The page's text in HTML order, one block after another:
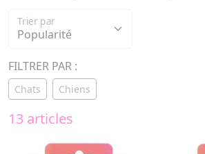
Trier par
FILTRER PAR :
Chats Chiens
13 articles